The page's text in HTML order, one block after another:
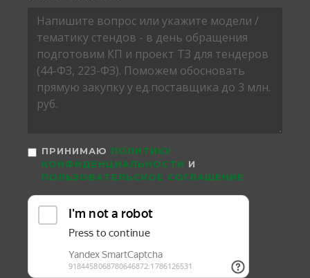
ПРИНИМАЮ ПОЛИТИКУ
КОНФИДЕНЦИАЛЬНОСТИ И
ПОЛЬЗОВАТЕЛЬСКОЕ СОГЛАШЕНИЕ